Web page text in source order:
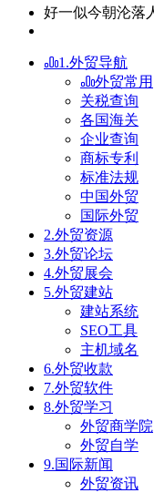
好一似今朝沦落
1.外贸导航
外贸常用
关税查询
各国海关
企业查询
商标专利
标准法规
中国外贸
国际外贸
2.外贸资源
3.外贸论坛
4.外贸展会
5.外贸建站
建站系统
SEO工具
主机域名
6.外贸收款
7.外贸软件
8.外贸学习
外贸商学院
外贸自学
9.国际新闻
外贸资讯